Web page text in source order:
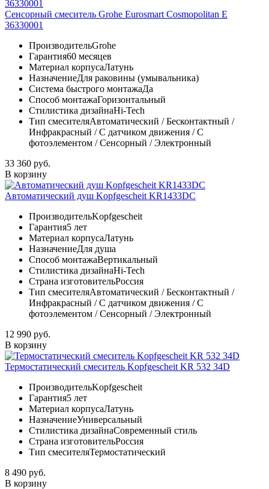
Сенсорный смеситель Grohe Eurosmart Cosmopolitan E
36330001
ПроизводительGrohe
Гарантия60 месяцев
Материал корпусаЛатунь
НазначениеДля раковины (умывальника)
Система быстрого монтажаДа
Способ монтажаГоризонтальный
Стилистика дизайнаHi-Tech
Тип смесителяАвтоматический / Бесконтактный /
Инфракрасный / С датчиком движения / С
фотоэлементом / Сенсорный / Электронный
33 360 руб.
В корзину
Автоматический душ Kopfgescheit KR1433DC
ПроизводительKopfgescheit
Гарантия5 лет
Материал корпусаЛатунь
НазначениеДля душа
Способ монтажаВертикальный
Стилистика дизайнаHi-Tech
Страна изготовительРоссия
Тип смесителяАвтоматический / Бесконтактный /
Инфракрасный / С датчиком движения / С
фотоэлементом / Сенсорный / Электронный
12 990 руб.
В корзину
Термостатический смеситель Kopfgescheit KR 532 34D
ПроизводительKopfgescheit
Гарантия5 лет
Материал корпусаЛатунь
НазначениеУниверсальный
Стилистика дизайнаСовременный стиль
Страна изготовительРоссия
Тип смесителяТермостатический
8 490 руб.
В корзину